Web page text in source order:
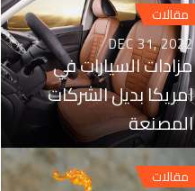
مقالات
DEC 31, 2022
مزادات السيارات في
امريكا بديل الشركات
المصنعة
مقالات